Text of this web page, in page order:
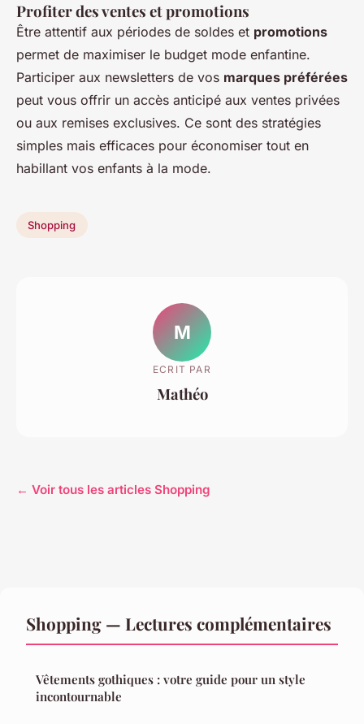
Profiter des ventes et promotions
Être attentif aux périodes de soldes et promotions
permet de maximiser le budget mode enfantine.
Participer aux newsletters de vos marques préférées
peut vous offrir un accès anticipé aux ventes privées
ou aux remises exclusives. Ce sont des stratégies
simples mais efficaces pour économiser tout en
habillant vos enfants à la mode.
Shopping
M
ECRIT PAR
Mathéo
← Voir tous les articles Shopping
Shopping — Lectures complémentaires
Vêtements gothiques : votre guide pour un style
incontournable